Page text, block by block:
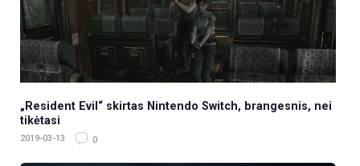
„Resident Evil“ skirtas Nintendo Switch, brangesnis, nei
tikėtasi
2019-03-13 0